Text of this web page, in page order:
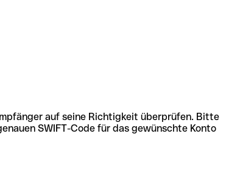
auf seine Richtigkeit überprüfen. Bitte
SWIFT-Code für das gewünschte Konto